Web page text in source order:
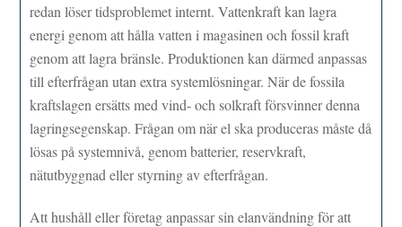
redan löser tidsproblemet internt. Vattenkraft kan lagra
energi genom att hålla vatten i magasinen och fossil kraft
genom att lagra bränsle. Produktionen kan därmed anpassas
till efterfrågan utan extra systemlösningar. När de fossila
kraftslagen ersätts med vind- och solkraft försvinner denna
lagringsegenskap. Frågan om när el ska produceras måste då
lösas på systemnivå, genom batterier, reservkraft,
nätutbyggnad eller styrning av efterfrågan.
Att hushåll eller företag anpassar sin elanvändning för att